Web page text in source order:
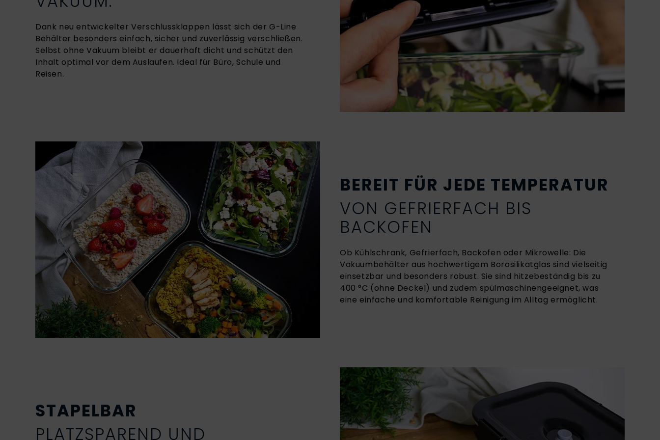
Dank neu entwickelter Verschlussklappen lässt sich der G-Line
Behälter besonders einfach, sicher und zuverlässig verschließen.
Selbst ohne Vakuum bleibt er dauerhaft dicht und schützt den
Inhalt optimal vor dem Auslaufen. Ideal für Büro, Schule und
Reisen.
BEREIT FÜR JEDE TEMPERATUR
VON GEFRIERFACH BIS
BACKOFEN
Ob Kühlschrank, Gefrierfach, Backofen oder Mikrowelle: Die
Vakuumbehälter aus hochwertigem Borosilikatglas sind vielseitig
einsetzbar und besonders robust. Sie sind hitzebeständig bis zu
400 °C (ohne Deckel) und zudem spülmaschinengeeignet, was
eine einfache und komfortable Reinigung im Alltag ermöglicht.
STAPELBAR
PLATZSPAREND UND